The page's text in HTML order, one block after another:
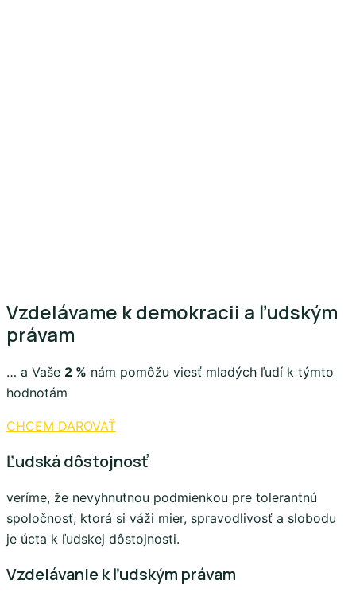
Vzdelávame k demokracii a ľudským
právam
… a Vaše 2 % nám pomôžu viesť mladých ľudí k týmto
hodnotám
CHCEM DAROVAŤ
Ľudská dôstojnosť
veríme, že nevyhnutnou podmienkou pre tolerantnú
spoločnosť, ktorá si váži mier, spravodlivosť a slobodu
je úcta k ľudskej dôstojnosti.
Vzdelávanie k ľudským právam